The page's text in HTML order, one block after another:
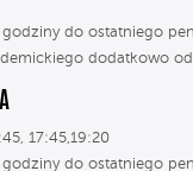
do ostatniego
dodatkowo
17:45,19:20
do ostatniego